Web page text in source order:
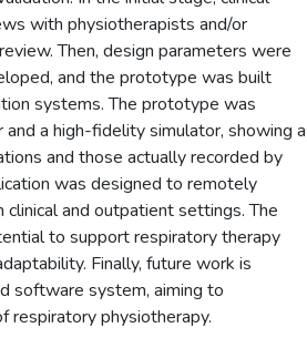
with physiotherapists and/or
Then, design parameters were
and the prototype was built
systems. The prototype was
a high-fidelity simulator, showing a
and those actually recorded by
was designed to remotely
and outpatient settings. The
to support respiratory therapy
Finally, future work is
software system, aiming to
respiratory physiotherapy.